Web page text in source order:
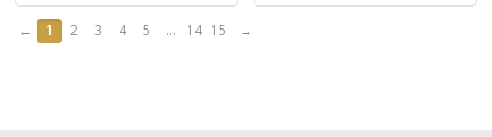
← 1 2 3 4 5 ... 14 15 →